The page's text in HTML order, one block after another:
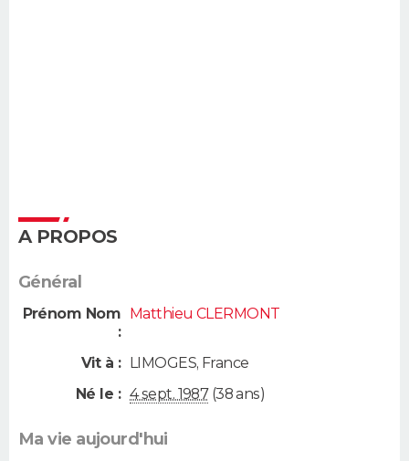
A PROPOS
Général
Prénom Nom
:
Matthieu CLERMONT
Vit à : LIMOGES, France
Né le : 4 sept. 1987(38 ans)
Ma vie aujourd'hui